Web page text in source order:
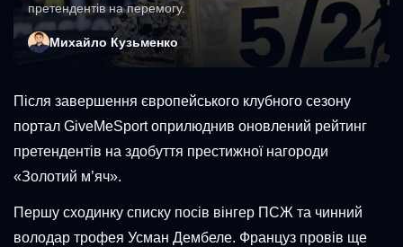
претендентів на перемогу.
Михайло Кузьменко
Після завершення європейського клубного сезону
портал GiveMeSport оприлюднив оновлений рейтинг
претендентів на здобуття престижної нагороди
«Золотий м’яч».
Першу сходинку списку посів вінгер ПСЖ та чинний
володар трофея Усман Дембеле. Француз провів ще